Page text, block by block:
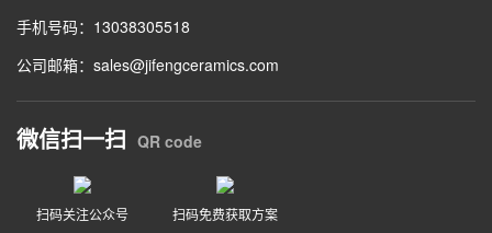
手机号码：13038305518
公司邮箱：sales@jifengceramics.com
微信扫一扫 QR code
扫码关注公众号 扫码免费获取方案